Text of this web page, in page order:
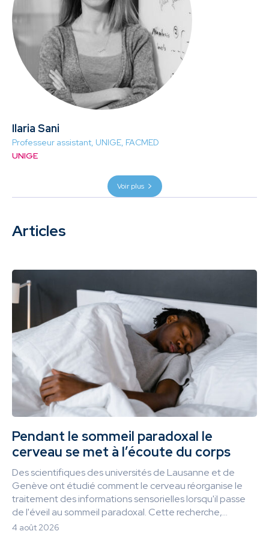
Ilaria Sani
Professeur assistant, UNIGE, FACMED
UNIGE
Voir plus
Articles
Pendant le sommeil paradoxal le
cerveau se met à l’écoute du corps
Des scientifiques des universités de Lausanne et de
Genève ont étudié comment le cerveau réorganise le
traitement des informations sensorielles lorsqu'il passe
de l'éveil au sommeil paradoxal. Cette recherche,...
4 août 2026